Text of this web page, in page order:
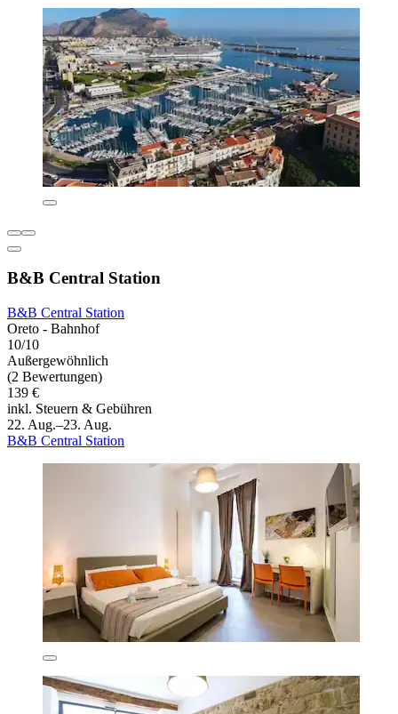
B&B Central Station
B&B Central Station
Oreto - Bahnhof
10/10
Außergewöhnlich
(2 Bewertungen)
139 €
inkl. Steuern & Gebühren
22. Aug.–23. Aug.
B&B Central Station